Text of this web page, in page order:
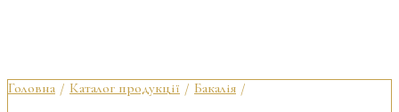
Головна / Каталог продукції / Бакалія /